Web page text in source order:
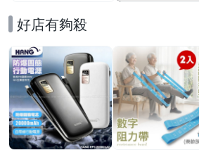
好店有夠殺